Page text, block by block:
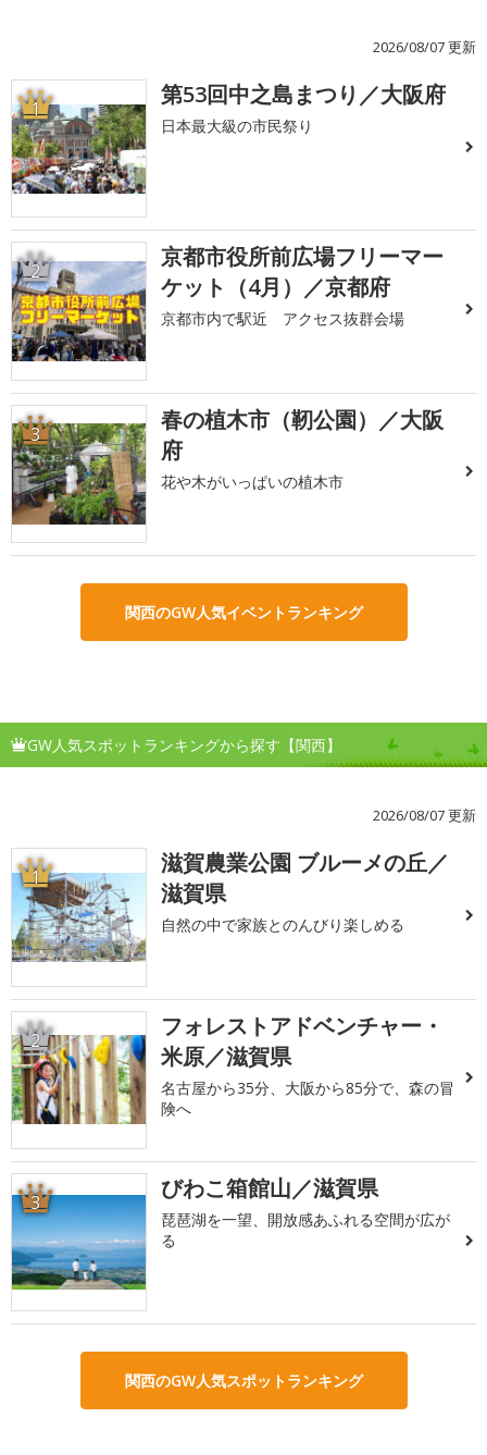
2026/08/07 更新
1 第53回中之島まつり／大阪府
日本最大級の市民祭り
2
京都市役所前広場フリーマー
ケット（4月）／京都府
京都市内で駅近 アクセス抜群会場
3
春の植木市（靭公園）／大阪
府
花や木がいっぱいの植木市
関西のGW人気イベントランキング
GW人気スポットランキングから探す【関西】
2026/08/07 更新
1
滋賀農業公園 ブルーメの丘／
滋賀県
自然の中で家族とのんびり楽しめる
2
フォレストアドベンチャー・
米原／滋賀県
名古屋から35分、大阪から85分で、森の冒
険へ
3 びわこ箱館山／滋賀県
琵琶湖を一望、開放感あふれる空間が広が
る
関西のGW人気スポットランキング